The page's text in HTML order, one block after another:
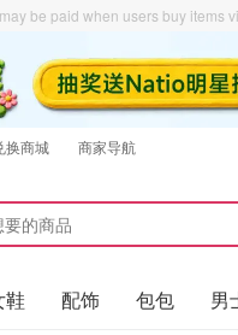
be paid when users buy items
换商城 商家导航
鞋 配饰 包包 男